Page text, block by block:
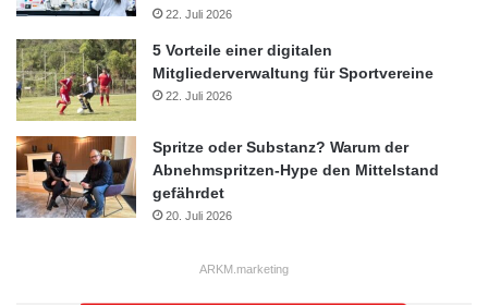
22. Juli 2026
5 Vorteile einer digitalen
Mitgliederverwaltung für Sportvereine
22. Juli 2026
Spritze oder Substanz? Warum der
Abnehmspritzen-Hype den Mittelstand
gefährdet
20. Juli 2026
ARKM.marketing